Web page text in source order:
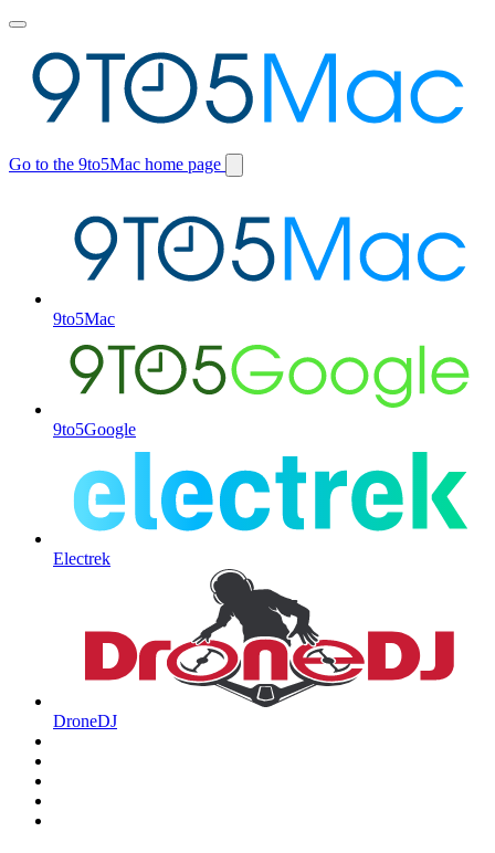
Toggle
menu
Go to the 9to5Mac home page
Switch
9to5Mac
9to5Google
Electrek
DroneDJ